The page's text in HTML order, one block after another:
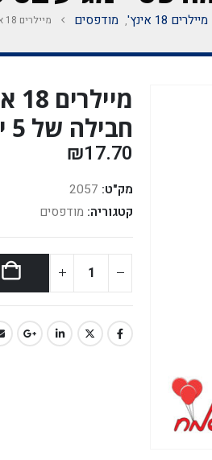
מיילרים 18 אינץ' , מודפסים מיילרים 18 אינץ' מודפס *מגיע בסיטונאות חבילה של 5 יח' *
חבילה של 5 יח' *
₪17.70
מק"ט: 2057
קטגוריה: מודפסים